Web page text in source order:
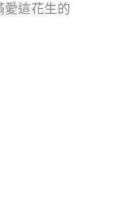
愛這花生的